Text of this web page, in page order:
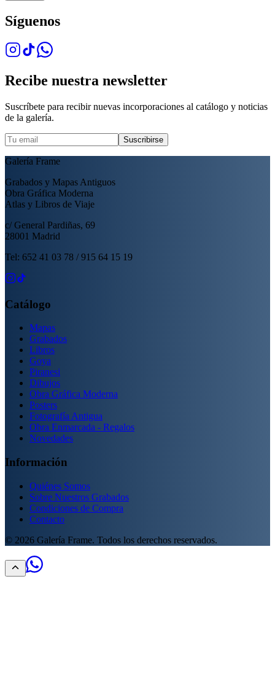
Síguenos
Recibe nuestra newsletter
Suscríbete para recibir nuevas incorporaciones al catálogo y noticias
de la galería.
Suscribirse
Galería Frame
Grabados y Mapas Antiguos
Obra Gráfica Moderna
Atlas y Libros de Viaje
c/ General Pardiñas, 69
28001 Madrid
Tel: 652 41 03 78 / 915 64 15 19
Catálogo
Mapas
Grabados
Libros
Goya
Piranesi
Dibujos
Obra Gráfica Moderna
Posters
Fotografía Antigua
Obra Enmarcada - Regalos
Novedades
Información
Quiénes Somos
Sobre Nuestros Grabados
Condiciones de Compra
Contacto
© 2026 Galería Frame. Todos los derechos reservados.